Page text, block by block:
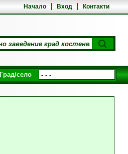
Начало Вход Контакти
Град/село